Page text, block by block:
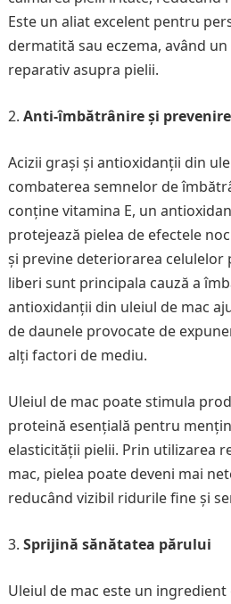
Este un aliat excelent pentru
dermatită sau eczema, având
reparativ asupra pielii.
Anti-îmbătrânire și
Acizii grași și antioxidanții din
combaterea semnelor de
conține vitamina E, un
protejează pielea de efectele
și previne deteriorarea celulelor
liberi sunt principala cauză a
antioxidanții din uleiul de mac
de daunele provocate de
alți factori de mediu.
Uleiul de mac poate stimula
proteină esențială pentru
elasticității pielii. Prin utilizarea
mac, pielea poate deveni mai
reducând vizibil ridurile fine și
Sprijină sănătatea părului
Uleiul de mac este un